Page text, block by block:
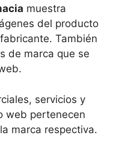
muestra
del producto
También
de marca que se
servicios y
web pertenecen
marca respectiva.